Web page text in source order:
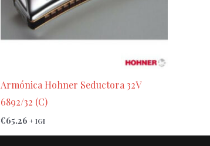
Armónica Hohner Seductora 32V
6892/32 (C)
€65.26 + IGI